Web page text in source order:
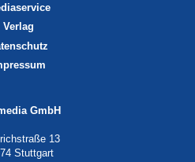
Verlag
GmbH
13
Stuttgart